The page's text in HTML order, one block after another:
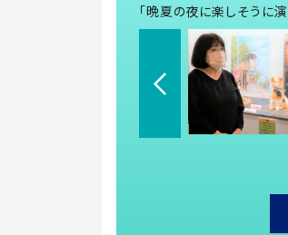
「晩夏の夜に楽しそうに